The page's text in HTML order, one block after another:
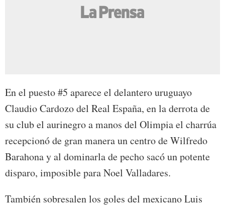
En el puesto #5 aparece el delantero uruguayo
Claudio Cardozo del Real España, en la derrota de
su club el aurinegro a manos del Olimpia el charrúa
recepcionó de gran manera un centro de Wilfredo
Barahona y al dominarla de pecho sacó un potente
disparo, imposible para Noel Valladares.
También sobresalen los goles del mexicano Luis